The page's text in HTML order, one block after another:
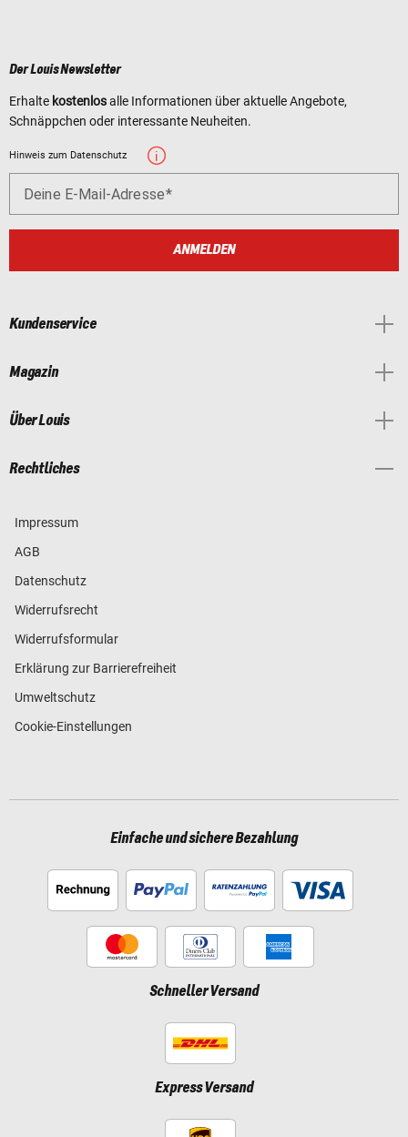
Der Louis Newsletter
Erhalte kostenlosalle Informationen über aktuelle Angebote,
Schnäppchen oder interessante Neuheiten.
Hinweis zum Datenschutz
Deine E-Mail-Adresse
ANMELDEN
Kundenservice
Magazin
Über Louis
Rechtliches
Impressum
AGB
Datenschutz
Widerrufsrecht
Widerrufsformular
Erklärung zur Barrierefreiheit
Umweltschutz
Cookie-Einstellungen
Einfache und sichere Bezahlung
Schneller Versand
Express Versand